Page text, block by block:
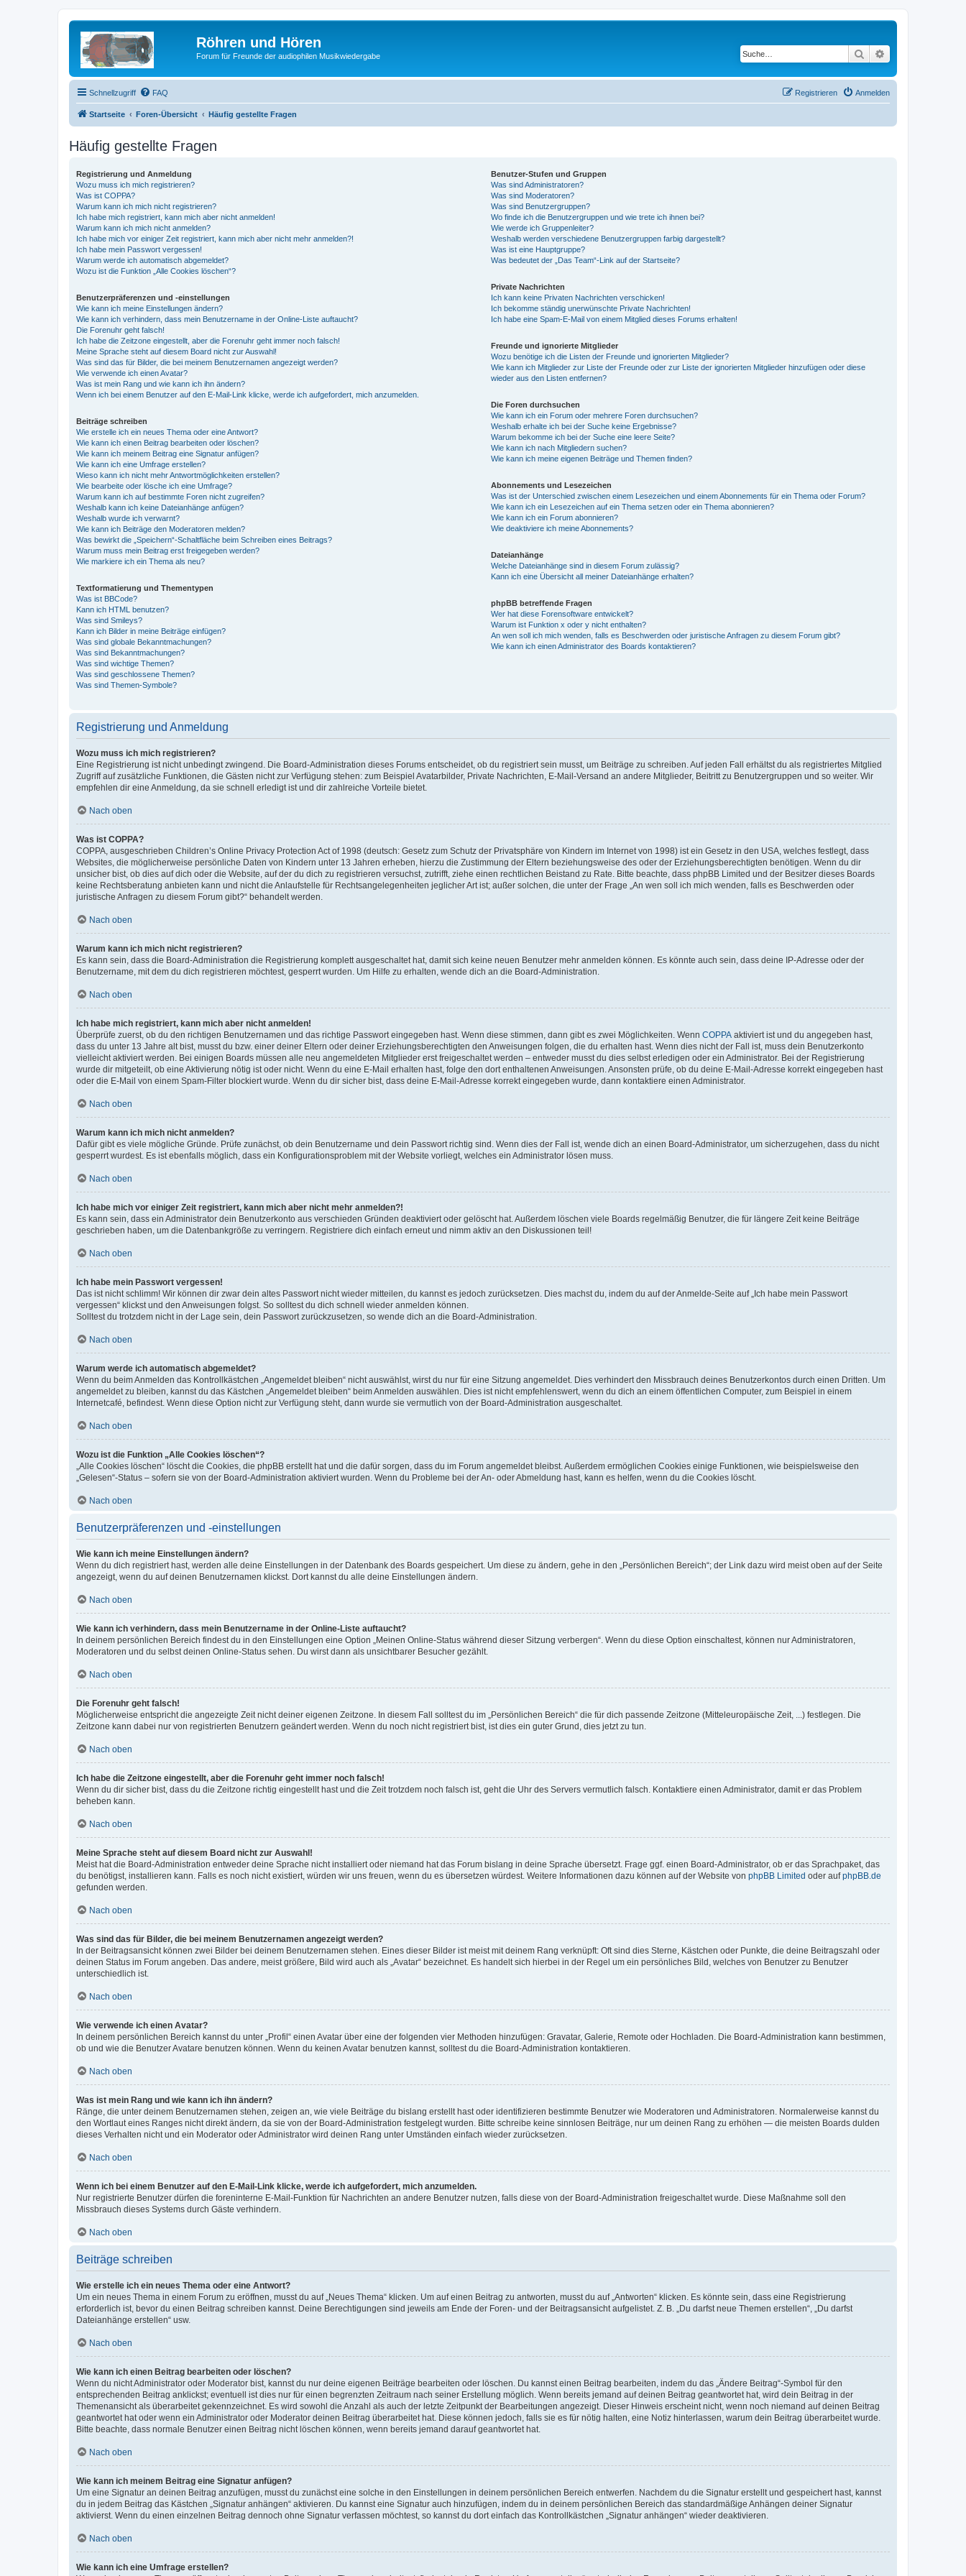
Röhren und Hören
Forum für Freunde der audiophilen Musikwiedergabe Suche
Schnellzugriff FAQ Anmelden
Registrieren
Startseite Foren-Übersicht Häufig gestellte Fragen
Häufig gestellte Fragen
Registrierung und Anmeldung
Wozu muss ich mich registrieren?
Was ist COPPA?
Warum kann ich mich nicht registrieren?
Ich habe mich registriert, kann mich aber nicht anmelden!
Warum kann ich mich nicht anmelden?
Ich habe mich vor einiger Zeit registriert, kann mich aber nicht mehr anmelden?!
Ich habe mein Passwort vergessen!
Warum werde ich automatisch abgemeldet?
Wozu ist die Funktion „Alle Cookies löschen“?
Benutzerpräferenzen und -einstellungen
Wie kann ich meine Einstellungen ändern?
Wie kann ich verhindern, dass mein Benutzername in der Online-Liste auftaucht?
Die Forenuhr geht falsch!
Ich habe die Zeitzone eingestellt, aber die Forenuhr geht immer noch falsch!
Meine Sprache steht auf diesem Board nicht zur Auswahl!
Was sind das für Bilder, die bei meinem Benutzernamen angezeigt werden?
Wie verwende ich einen Avatar?
Was ist mein Rang und wie kann ich ihn ändern?
Wenn ich bei einem Benutzer auf den E-Mail-Link klicke, werde ich aufgefordert, mich anzumelden.
Beiträge schreiben
Wie erstelle ich ein neues Thema oder eine Antwort?
Wie kann ich einen Beitrag bearbeiten oder löschen?
Wie kann ich meinem Beitrag eine Signatur anfügen?
Wie kann ich eine Umfrage erstellen?
Wieso kann ich nicht mehr Antwortmöglichkeiten erstellen?
Wie bearbeite oder lösche ich eine Umfrage?
Warum kann ich auf bestimmte Foren nicht zugreifen?
Weshalb kann ich keine Dateianhänge anfügen?
Weshalb wurde ich verwarnt?
Wie kann ich Beiträge den Moderatoren melden?
Was bewirkt die „Speichern“-Schaltfläche beim Schreiben eines Beitrags?
Warum muss mein Beitrag erst freigegeben werden?
Wie markiere ich ein Thema als neu?
Textformatierung und Thementypen
Was ist BBCode?
Kann ich HTML benutzen?
Was sind Smileys?
Kann ich Bilder in meine Beiträge einfügen?
Was sind globale Bekanntmachungen?
Was sind Bekanntmachungen?
Was sind wichtige Themen?
Was sind geschlossene Themen?
Was sind Themen-Symbole?
Benutzer-Stufen und Gruppen
Was sind Administratoren?
Was sind Moderatoren?
Was sind Benutzergruppen?
Wo finde ich die Benutzergruppen und wie trete ich ihnen bei?
Wie werde ich Gruppenleiter?
Weshalb werden verschiedene Benutzergruppen farbig dargestellt?
Was ist eine Hauptgruppe?
Was bedeutet der „Das Team“-Link auf der Startseite?
Private Nachrichten
Ich kann keine Privaten Nachrichten verschicken!
Ich bekomme ständig unerwünschte Private Nachrichten!
Ich habe eine Spam-E-Mail von einem Mitglied dieses Forums erhalten!
Freunde und ignorierte Mitglieder
Wozu benötige ich die Listen der Freunde und ignorierten Mitglieder?
Wie kann ich Mitglieder zur Liste der Freunde oder zur Liste der ignorierten Mitglieder hinzufügen oder diese
wieder aus den Listen entfernen?
Die Foren durchsuchen
Wie kann ich ein Forum oder mehrere Foren durchsuchen?
Weshalb erhalte ich bei der Suche keine Ergebnisse?
Warum bekomme ich bei der Suche eine leere Seite?
Wie kann ich nach Mitgliedern suchen?
Wie kann ich meine eigenen Beiträge und Themen finden?
Abonnements und Lesezeichen
Was ist der Unterschied zwischen einem Lesezeichen und einem Abonnements für ein Thema oder Forum?
Wie kann ich ein Lesezeichen auf ein Thema setzen oder ein Thema abonnieren?
Wie kann ich ein Forum abonnieren?
Wie deaktiviere ich meine Abonnements?
Dateianhänge
Welche Dateianhänge sind in diesem Forum zulässig?
Kann ich eine Übersicht all meiner Dateianhänge erhalten?
phpBB betreffende Fragen
Wer hat diese Forensoftware entwickelt?
Warum ist Funktion x oder y nicht enthalten?
An wen soll ich mich wenden, falls es Beschwerden oder juristische Anfragen zu diesem Forum gibt?
Wie kann ich einen Administrator des Boards kontaktieren?
Registrierung und Anmeldung
Wozu muss ich mich registrieren?
Eine Registrierung ist nicht unbedingt zwingend. Die Board-Administration dieses Forums entscheidet, ob du registriert sein musst, um Beiträge zu schreiben. Auf jeden Fall erhältst du als registriertes Mitglied
Zugriff auf zusätzliche Funktionen, die Gästen nicht zur Verfügung stehen: zum Beispiel Avatarbilder, Private Nachrichten, E-Mail-Versand an andere Mitglieder, Beitritt zu Benutzergruppen und so weiter. Wir
empfehlen dir eine Anmeldung, da sie schnell erledigt ist und dir zahlreiche Vorteile bietet.
Nach oben
Was ist COPPA?
COPPA, ausgeschrieben Children’s Online Privacy Protection Act of 1998 (deutsch: Gesetz zum Schutz der Privatsphäre von Kindern im Internet von 1998) ist ein Gesetz in den USA, welches festlegt, dass
Websites, die möglicherweise persönliche Daten von Kindern unter 13 Jahren erheben, hierzu die Zustimmung der Eltern beziehungsweise des oder der Erziehungsberechtigten benötigen. Wenn du dir
unsicher bist, ob dies auf dich oder die Website, auf der du dich zu registrieren versuchst, zutrifft, ziehe einen rechtlichen Beistand zu Rate. Bitte beachte, dass phpBB Limited und der Besitzer dieses Boards
keine Rechtsberatung anbieten kann und nicht die Anlaufstelle für Rechtsangelegenheiten jeglicher Art ist; außer solchen, die unter der Frage „An wen soll ich mich wenden, falls es Beschwerden oder
juristische Anfragen zu diesem Forum gibt?“ behandelt werden.
Nach oben
Warum kann ich mich nicht registrieren?
Es kann sein, dass die Board-Administration die Registrierung komplett ausgeschaltet hat, damit sich keine neuen Benutzer mehr anmelden können. Es könnte auch sein, dass deine IP-Adresse oder der
Benutzername, mit dem du dich registrieren möchtest, gesperrt wurden. Um Hilfe zu erhalten, wende dich an die Board-Administration.
Nach oben
Ich habe mich registriert, kann mich aber nicht anmelden!
Überprüfe zuerst, ob du den richtigen Benutzernamen und das richtige Passwort eingegeben hast. Wenn diese stimmen, dann gibt es zwei Möglichkeiten. Wenn COPPA aktiviert ist und du angegeben hast,
dass du unter 13 Jahre alt bist, musst du bzw. einer deiner Eltern oder deiner Erziehungsberechtigten den Anweisungen folgen, die du erhalten hast. Wenn dies nicht der Fall ist, muss dein Benutzerkonto
vielleicht aktiviert werden. Bei einigen Boards müssen alle neu angemeldeten Mitglieder erst freigeschaltet werden – entweder musst du dies selbst erledigen oder ein Administrator. Bei der Registrierung
wurde dir mitgeteilt, ob eine Aktivierung nötig ist oder nicht. Wenn du eine E-Mail erhalten hast, folge den dort enthaltenen Anweisungen. Ansonsten prüfe, ob du deine E-Mail-Adresse korrekt eingegeben hast
oder die E-Mail von einem Spam-Filter blockiert wurde. Wenn du dir sicher bist, dass deine E-Mail-Adresse korrekt eingegeben wurde, dann kontaktiere einen Administrator.
Nach oben
Warum kann ich mich nicht anmelden?
Dafür gibt es viele mögliche Gründe. Prüfe zunächst, ob dein Benutzername und dein Passwort richtig sind. Wenn dies der Fall ist, wende dich an einen Board-Administrator, um sicherzugehen, dass du nicht
gesperrt wurdest. Es ist ebenfalls möglich, dass ein Konfigurationsproblem mit der Website vorliegt, welches ein Administrator lösen muss.
Nach oben
Ich habe mich vor einiger Zeit registriert, kann mich aber nicht mehr anmelden?!
Es kann sein, dass ein Administrator dein Benutzerkonto aus verschieden Gründen deaktiviert oder gelöscht hat. Außerdem löschen viele Boards regelmäßig Benutzer, die für längere Zeit keine Beiträge
geschrieben haben, um die Datenbankgröße zu verringern. Registriere dich einfach erneut und nimm aktiv an den Diskussionen teil!
Nach oben
Ich habe mein Passwort vergessen!
Das ist nicht schlimm! Wir können dir zwar dein altes Passwort nicht wieder mitteilen, du kannst es jedoch zurücksetzen. Dies machst du, indem du auf der Anmelde-Seite auf „Ich habe mein Passwort
vergessen“ klickst und den Anweisungen folgst. So solltest du dich schnell wieder anmelden können.
Solltest du trotzdem nicht in der Lage sein, dein Passwort zurückzusetzen, so wende dich an die Board-Administration.
Nach oben
Warum werde ich automatisch abgemeldet?
Wenn du beim Anmelden das Kontrollkästchen „Angemeldet bleiben“ nicht auswählst, wirst du nur für eine Sitzung angemeldet. Dies verhindert den Missbrauch deines Benutzerkontos durch einen Dritten. Um
angemeldet zu bleiben, kannst du das Kästchen „Angemeldet bleiben“ beim Anmelden auswählen. Dies ist nicht empfehlenswert, wenn du dich an einem öffentlichen Computer, zum Beispiel in einem
Internetcafé, befindest. Wenn diese Option nicht zur Verfügung steht, dann wurde sie vermutlich von der Board-Administration ausgeschaltet.
Nach oben
Wozu ist die Funktion „Alle Cookies löschen“?
„Alle Cookies löschen“ löscht die Cookies, die phpBB erstellt hat und die dafür sorgen, dass du im Forum angemeldet bleibst. Außerdem ermöglichen Cookies einige Funktionen, wie beispielsweise den
„Gelesen“-Status – sofern sie von der Board-Administration aktiviert wurden. Wenn du Probleme bei der An- oder Abmeldung hast, kann es helfen, wenn du die Cookies löscht.
Nach oben
Benutzerpräferenzen und -einstellungen
Wie kann ich meine Einstellungen ändern?
Wenn du dich registriert hast, werden alle deine Einstellungen in der Datenbank des Boards gespeichert. Um diese zu ändern, gehe in den „Persönlichen Bereich“; der Link dazu wird meist oben auf der Seite
angezeigt, wenn du auf deinen Benutzernamen klickst. Dort kannst du alle deine Einstellungen ändern.
Nach oben
Wie kann ich verhindern, dass mein Benutzername in der Online-Liste auftaucht?
In deinem persönlichen Bereich findest du in den Einstellungen eine Option „Meinen Online-Status während dieser Sitzung verbergen“. Wenn du diese Option einschaltest, können nur Administratoren,
Moderatoren und du selbst deinen Online-Status sehen. Du wirst dann als unsichtbarer Besucher gezählt.
Nach oben
Die Forenuhr geht falsch!
Möglicherweise entspricht die angezeigte Zeit nicht deiner eigenen Zeitzone. In diesem Fall solltest du im „Persönlichen Bereich“ die für dich passende Zeitzone (Mitteleuropäische Zeit, ...) festlegen. Die
Zeitzone kann dabei nur von registrierten Benutzern geändert werden. Wenn du noch nicht registriert bist, ist dies ein guter Grund, dies jetzt zu tun.
Nach oben
Ich habe die Zeitzone eingestellt, aber die Forenuhr geht immer noch falsch!
Wenn du dir sicher bist, dass du die Zeitzone richtig eingestellt hast und die Zeit trotzdem noch falsch ist, geht die Uhr des Servers vermutlich falsch. Kontaktiere einen Administrator, damit er das Problem
beheben kann.
Nach oben
Meine Sprache steht auf diesem Board nicht zur Auswahl!
Meist hat die Board-Administration entweder deine Sprache nicht installiert oder niemand hat das Forum bislang in deine Sprache übersetzt. Frage ggf. einen Board-Administrator, ob er das Sprachpaket, das
du benötigst, installieren kann. Falls es noch nicht existiert, würden wir uns freuen, wenn du es übersetzen würdest. Weitere Informationen dazu können auf der Website von phpBB Limited oder aufphpBB.de
gefunden werden.
Nach oben
Was sind das für Bilder, die bei meinem Benutzernamen angezeigt werden?
In der Beitragsansicht können zwei Bilder bei deinem Benutzernamen stehen. Eines dieser Bilder ist meist mit deinem Rang verknüpft: Oft sind dies Sterne, Kästchen oder Punkte, die deine Beitragszahl oder
deinen Status im Forum angeben. Das andere, meist größere, Bild wird auch als „Avatar“ bezeichnet. Es handelt sich hierbei in der Regel um ein persönliches Bild, welches von Benutzer zu Benutzer
unterschiedlich ist.
Nach oben
Wie verwende ich einen Avatar?
In deinem persönlichen Bereich kannst du unter „Profil“ einen Avatar über eine der folgenden vier Methoden hinzufügen: Gravatar, Galerie, Remote oder Hochladen. Die Board-Administration kann bestimmen,
ob und wie die Benutzer Avatare benutzen können. Wenn du keinen Avatar benutzen kannst, solltest du die Board-Administration kontaktieren.
Nach oben
Was ist mein Rang und wie kann ich ihn ändern?
Ränge, die unter deinem Benutzernamen stehen, zeigen an, wie viele Beiträge du bislang erstellt hast oder identifizieren bestimmte Benutzer wie Moderatoren und Administratoren. Normalerweise kannst du
den Wortlaut eines Ranges nicht direkt ändern, da sie von der Board-Administration festgelegt wurden. Bitte schreibe keine sinnlosen Beiträge, nur um deinen Rang zu erhöhen — die meisten Boards dulden
dieses Verhalten nicht und ein Moderator oder Administrator wird deinen Rang unter Umständen einfach wieder zurücksetzen.
Nach oben
Wenn ich bei einem Benutzer auf den E-Mail-Link klicke, werde ich aufgefordert, mich anzumelden.
Nur registrierte Benutzer dürfen die foreninterne E-Mail-Funktion für Nachrichten an andere Benutzer nutzen, falls diese von der Board-Administration freigeschaltet wurde. Diese Maßnahme soll den
Missbrauch dieses Systems durch Gäste verhindern.
Nach oben
Beiträge schreiben
Wie erstelle ich ein neues Thema oder eine Antwort?
Um ein neues Thema in einem Forum zu eröffnen, musst du auf „Neues Thema“ klicken. Um auf einen Beitrag zu antworten, musst du auf „Antworten“ klicken. Es könnte sein, dass eine Registrierung
erforderlich ist, bevor du einen Beitrag schreiben kannst. Deine Berechtigungen sind jeweils am Ende der Foren- und der Beitragsansicht aufgelistet. Z. B. „Du darfst neue Themen erstellen“, „Du darfst
Dateianhänge erstellen“ usw.
Nach oben
Wie kann ich einen Beitrag bearbeiten oder löschen?
Wenn du nicht Administrator oder Moderator bist, kannst du nur deine eigenen Beiträge bearbeiten oder löschen. Du kannst einen Beitrag bearbeiten, indem du das „Ändere Beitrag“-Symbol für den
entsprechenden Beitrag anklickst; eventuell ist dies nur für einen begrenzten Zeitraum nach seiner Erstellung möglich. Wenn bereits jemand auf deinen Beitrag geantwortet hat, wird dein Beitrag in der
Themenansicht als überarbeitet gekennzeichnet. Es wird sowohl die Anzahl als auch der letzte Zeitpunkt der Bearbeitungen angezeigt. Dieser Hinweis erscheint nicht, wenn noch niemand auf deinen Beitrag
geantwortet hat oder wenn ein Administrator oder Moderator deinen Beitrag überarbeitet hat. Diese können jedoch, falls sie es für nötig halten, eine Notiz hinterlassen, warum dein Beitrag überarbeitet wurde.
Bitte beachte, dass normale Benutzer einen Beitrag nicht löschen können, wenn bereits jemand darauf geantwortet hat.
Nach oben
Wie kann ich meinem Beitrag eine Signatur anfügen?
Um eine Signatur an deinen Beitrag anzufügen, musst du zunächst eine solche in den Einstellungen in deinem persönlichen Bereich entwerfen. Nachdem du die Signatur erstellt und gespeichert hast, kannst
du in jedem Beitrag das Kästchen „Signatur anhängen“ aktivieren. Du kannst eine Signatur auch hinzufügen, indem du in deinem persönlichen Bereich das standardmäßige Anhängen deiner Signatur
aktivierst. Wenn du einen einzelnen Beitrag dennoch ohne Signatur verfassen möchtest, so kannst du dort einfach das Kontrollkästchen „Signatur anhängen“ wieder deaktivieren.
Nach oben
Wie kann ich eine Umfrage erstellen?